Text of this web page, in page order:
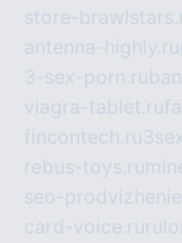
store-
antenna-highly.ru
3-sex-porn.ru
viagra-tablet.ru
fincontech.ru
rebus-toys.ru
seo-
card-voice.ru